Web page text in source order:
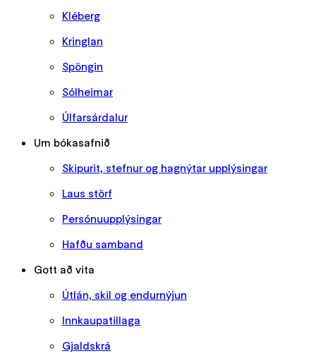
Kléberg
Kringlan
Spöngin
Sólheimar
Úlfarsárdalur
Um bókasafnið
Skipurit, stefnur og hagnýtar upplýsingar
Laus störf
Persónuupplýsingar
Hafðu samband
Gott að vita
Útlán, skil og endurnýjun
Innkaupatillaga
Gjaldskrá